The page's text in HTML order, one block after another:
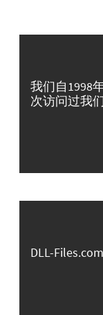
我们自1998
次访问过我
DLL-